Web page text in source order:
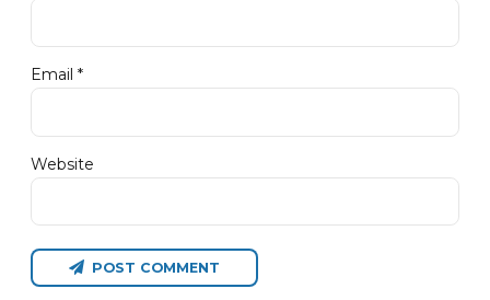
Email *
Website
POST COMMENT